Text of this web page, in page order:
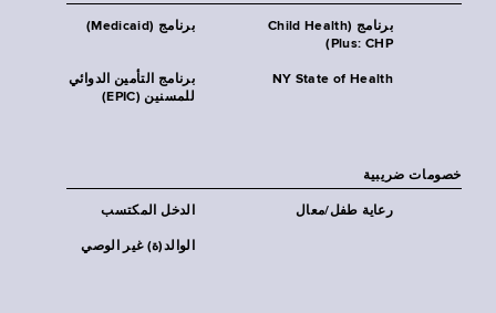
برنامج (Medicaid)
برنامج (Child Health
Plus: CHP)
برنامج التأمين الدوائي
للمسنين (EPIC)
NY State of Health
خصومات ضريبية
الدخل المكتسب رعاية طفل/معال
الوالد(ة) غير الوصي